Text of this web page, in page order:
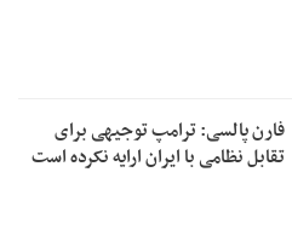
فارن پالسی: ترامپ توجیهی برای
تقابل نظامی با ایران ارایه نکرده است